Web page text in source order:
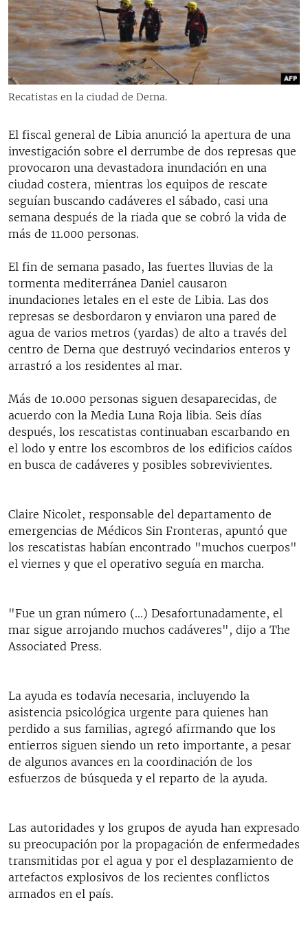
RADIO MARTÍ
ESPECIALES
ESPECIALES
LA REALIDAD DE LA VIVIENDA EN CUBA
KENTU-CUBANO
LOS SANTOS DE HIALEAH
DESINFORMACIÓN RUSA EN AMÉRICA LATINA
LA INVASIÓN DE RUSIA A UCRANIA
MULTIMEDIA
EDITORIALES
Recatistas en la ciudad de Derna.
El fiscal general de Libia anunció la apertura de una
investigación sobre el derrumbe de dos represas que
provocaron una devastadora inundación en una
ciudad costera, mientras los equipos de rescate
seguían buscando cadáveres el sábado, casi una
semana después de la riada que se cobró la vida de
más de 11.000 personas.
El fin de semana pasado, las fuertes lluvias de la
tormenta mediterránea Daniel causaron
inundaciones letales en el este de Libia. Las dos
represas se desbordaron y enviaron una pared de
agua de varios metros (yardas) de alto a través del
centro de Derna que destruyó vecindarios enteros y
arrastró a los residentes al mar.
Más de 10.000 personas siguen desaparecidas, de
acuerdo con la Media Luna Roja libia. Seis días
después, los rescatistas continuaban escarbando en
el lodo y entre los escombros de los edificios caídos
en busca de cadáveres y posibles sobrevivientes.
Claire Nicolet, responsable del departamento de
emergencias de Médicos Sin Fronteras, apuntó que
los rescatistas habían encontrado "muchos cuerpos"
el viernes y que el operativo seguía en marcha.
"Fue un gran número (...) Desafortunadamente, el
mar sigue arrojando muchos cadáveres", dijo a The
Associated Press.
La ayuda es todavía necesaria, incluyendo la
asistencia psicológica urgente para quienes han
perdido a sus familias, agregó afirmando que los
entierros siguen siendo un reto importante, a pesar
de algunos avances en la coordinación de los
esfuerzos de búsqueda y el reparto de la ayuda.
Las autoridades y los grupos de ayuda han expresado
su preocupación por la propagación de enfermedades
transmitidas por el agua y por el desplazamiento de
artefactos explosivos de los recientes conflictos
armados en el país.